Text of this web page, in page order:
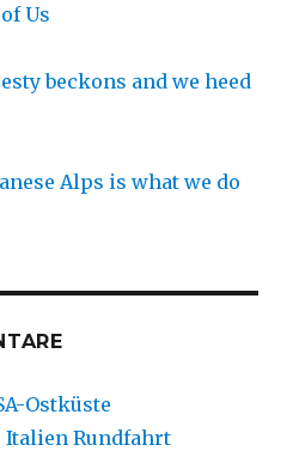
Us
beckons and we heed
Alps is what we do
Ostküste
Italien Rundfahrt